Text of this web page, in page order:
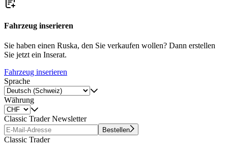
Fahrzeug inserieren
Sie haben einen Ruska, den Sie verkaufen wollen? Dann erstellen
Sie jetzt ein Inserat.
Fahrzeug inserieren
Sprache
Währung
Classic Trader Newsletter
Bestellen
Classic Trader